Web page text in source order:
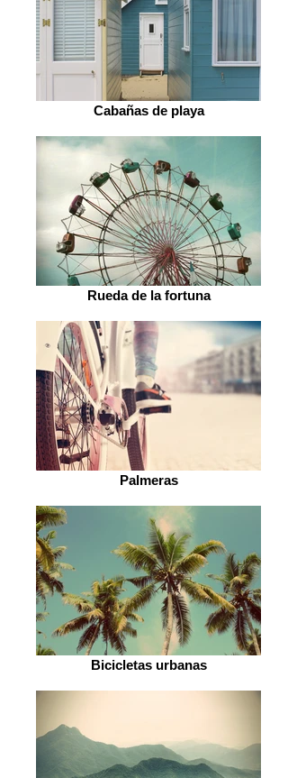
Cabañas de playa
Rueda de la fortuna
Palmeras
Bicicletas urbanas